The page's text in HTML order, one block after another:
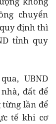
chuyển
định thì
tỉnh quy
UBND
đất để
lần để
tế khi cơ